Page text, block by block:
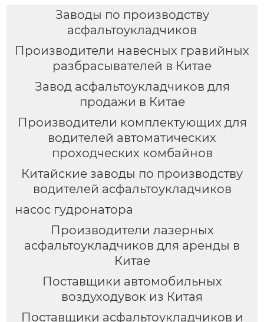
Заводы по производству
асфальтоукладчиков
Производители навесных гравийных
разбрасывателей в Китае
Завод асфальтоукладчиков для
продажи в Китае
Производители комплектующих для
водителей автоматических
проходческих комбайнов
Китайские заводы по производству
водителей асфальтоукладчиков
насос гудронатора
Производители лазерных
асфальтоукладчиков для аренды в
Китае
Поставщики автомобильных
воздуходувок из Китая
Поставщики асфальтоукладчиков и